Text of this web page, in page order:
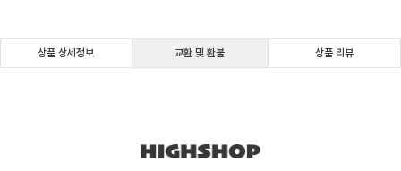
상품 상세정보 교환 및 환불 상품 리뷰